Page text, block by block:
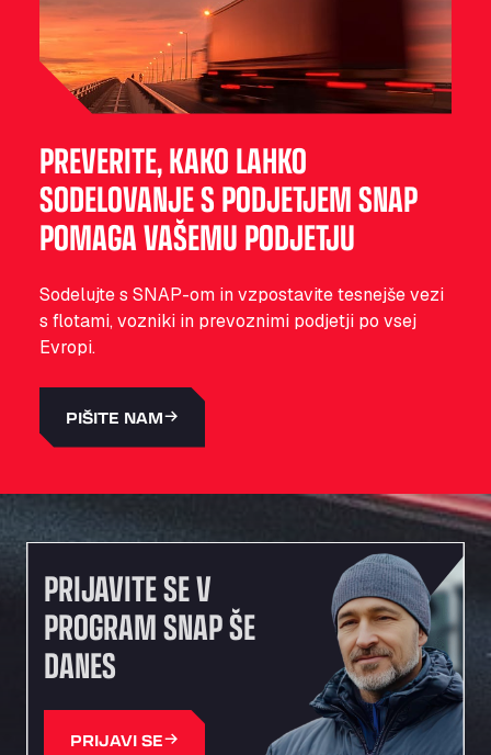
PREVERITE, KAKO LAHKO
SODELOVANJE S PODJETJEM SNAP
POMAGA VAŠEMU PODJETJU
Sodelujte s SNAP-om in vzpostavite tesnejše vezi
s flotami, vozniki in prevoznimi podjetji po vsej
Evropi.
PIŠITE NAM
PRIJAVITE SE V
PROGRAM SNAP ŠE
DANES
PRIJAVI SE